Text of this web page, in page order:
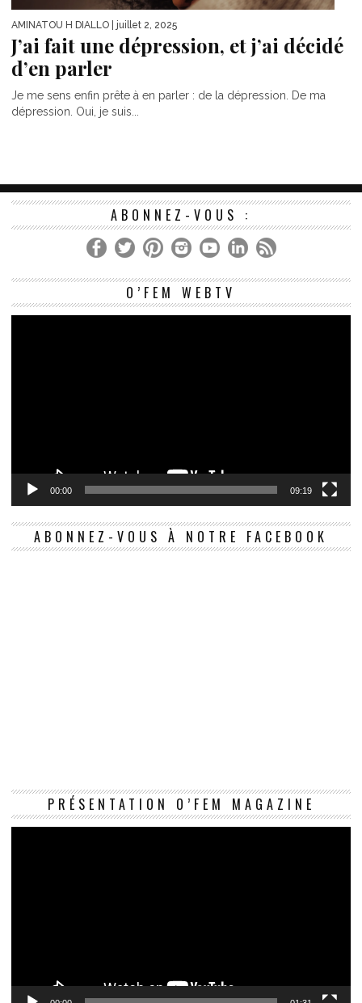
AMINATOU H DIALLO | juillet 2, 2025
J’ai fait une dépression, et j’ai décidé
d’en parler
Je me sens enfin prête à en parler : de la dépression. De ma
dépression. Oui, je suis...
ABONNEZ-VOUS :
O’FEM WEBTV
00:00 09:19
ABONNEZ-VOUS À NOTRE FACEBOOK
PRÉSENTATION O’FEM MAGAZINE